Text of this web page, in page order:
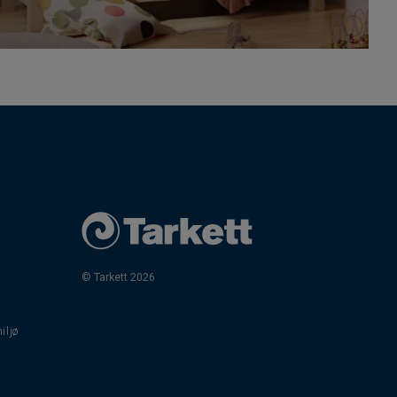
© Tarkett 2026